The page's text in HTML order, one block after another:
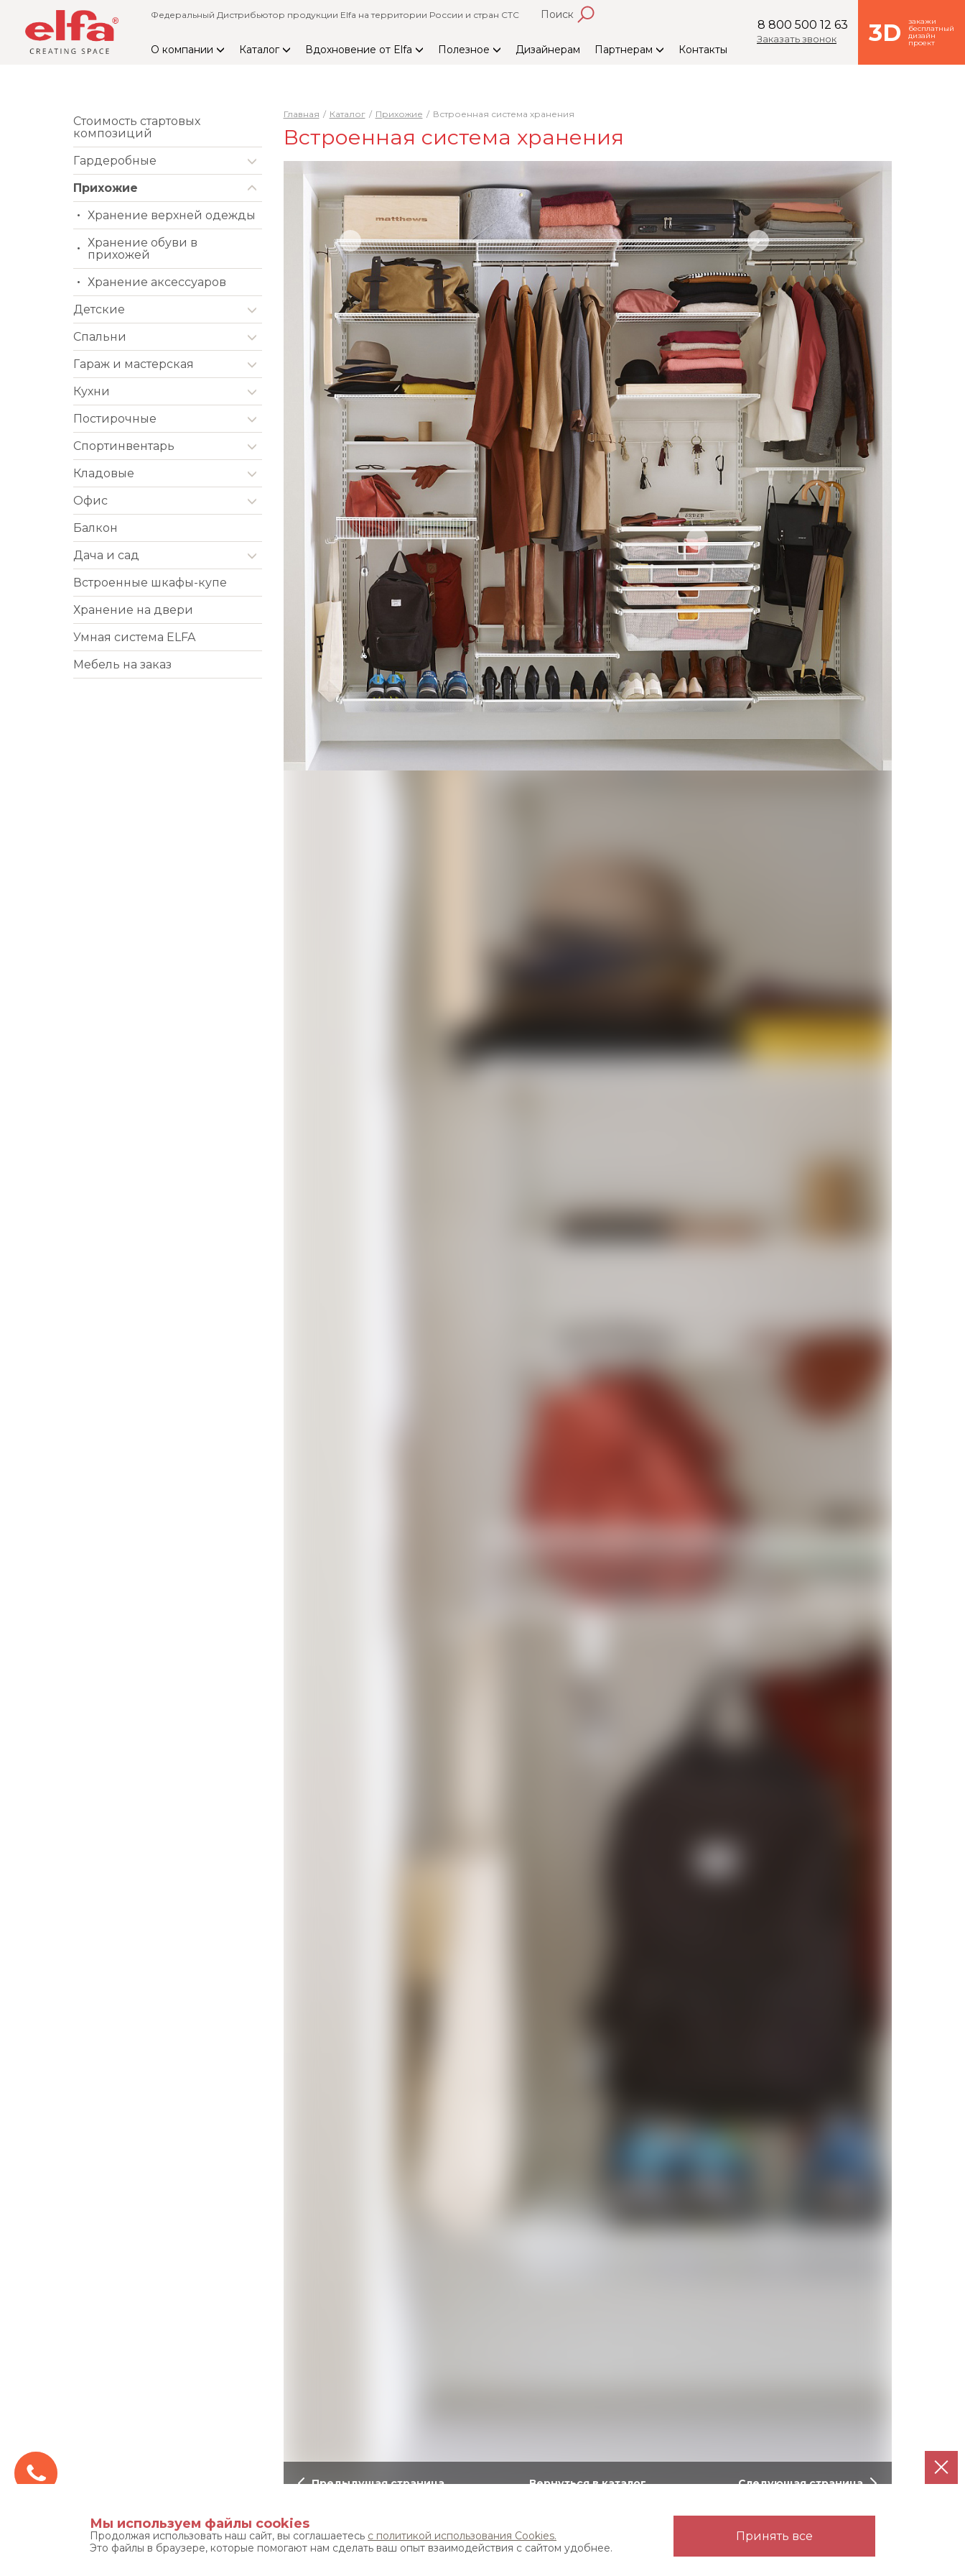
Федеральный Дистрибьютор продукции Elfa на территории России и стран СТС Поиск
3D закажи
бесплатный
дизайн
проект
8 800 500 12 63
Заказать звонок
О компании Каталог Вдохновение от Elfa Полезное Дизайнерам Партнерам Контакты
Стоимость стартовых
композиций
Гардеробные
Прихожие
Хранение верхней одежды
Хранение обуви в
прихожей
Хранение аксессуаров
Детские
Спальни
Гараж и мастерская
Кухни
Постирочные
Cпортинвентарь
Кладовые
Офис
Балкон
Дача и сад
Встроенные шкафы-купе
Хранение на двери
Умная система ELFA
Мебель на заказ
Главная Каталог Прихожие Встроенная система хранения
Встроенная система хранения
Предыдущая страница Вернуться в каталог Следующая страница
Пример вместительной и практичной прихожей, встроенной в нишу. Верхний ярус -
антресольный для хранения дорожных сумок, чемоданов и сезонных вещей. Предусмотрено
Мы используем файлы cookies
Продолжая использовать наш сайт, вы соглашаетесь с политикой использования Cookies.
Это файлы в браузере, которые помогают нам сделать ваш опыт взаимодействия с сайтом удобнее.
Принять все